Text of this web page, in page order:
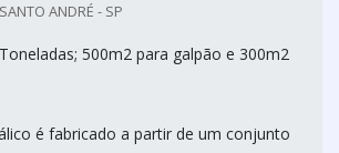
ANDRÉ - SP
500m2 para galpão e 300m2
é fabricado a partir de um conjunto